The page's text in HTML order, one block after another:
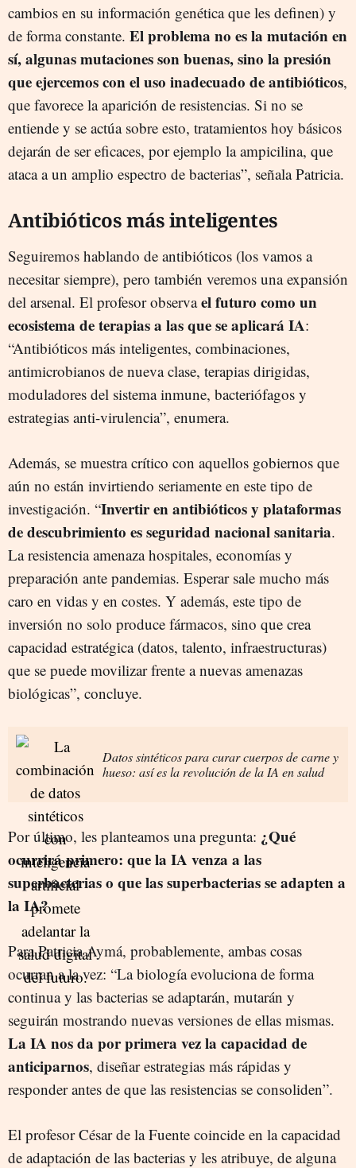
cambios en su información genética que les definen) y
de forma constante. El problema no es la mutación en
sí, algunas mutaciones son buenas, sino la presión
que ejercemos con el uso inadecuado de antibióticos,
que favorece la aparición de resistencias. Si no se
entiende y se actúa sobre esto, tratamientos hoy básicos
dejarán de ser eficaces, por ejemplo la ampicilina, que
ataca a un amplio espectro de bacterias”, señala Patricia.
Antibióticos más inteligentes
Seguiremos hablando de antibióticos (los vamos a
necesitar siempre), pero también veremos una expansión
del arsenal. El profesor observael futuro como un
ecosistema de terapias a las que se aplicará IA:
“Antibióticos más inteligentes, combinaciones,
antimicrobianos de nueva clase, terapias dirigidas,
moduladores del sistema inmune, bacteriófagos y
estrategias anti-virulencia”, enumera.
Además, se muestra crítico con aquellos gobiernos que
aún no están invirtiendo seriamente en este tipo de
investigación. “Invertir en antibióticos y plataformas
de descubrimiento es seguridad nacional sanitaria.
La resistencia amenaza hospitales, economías y
preparación ante pandemias. Esperar sale mucho más
caro en vidas y en costes. Y además, este tipo de
inversión no solo produce fármacos, sino que crea
capacidad estratégica (datos, talento, infraestructuras)
que se puede movilizar frente a nuevas amenazas
biológicas”, concluye.
Datos sintéticos para curar cuerpos de carne y
hueso: así es la revolución de la IA en salud
Por último, les planteamos una pregunta: ¿Qué
ocurrirá primero: que la IA venza a las
superbacterias o que las superbacterias se adapten a
la IA?
Para Patricia Aymá, probablemente, ambas cosas
ocurran a la vez: “La biología evoluciona de forma
continua y las bacterias se adaptarán, mutarán y
seguirán mostrando nuevas versiones de ellas mismas.
La IA nos da por primera vez la capacidad de
anticiparnos, diseñar estrategias más rápidas y
responder antes de que las resistencias se consoliden”.
El profesor César de la Fuente coincide en la capacidad
de adaptación de las bacterias y les atribuye, de alguna